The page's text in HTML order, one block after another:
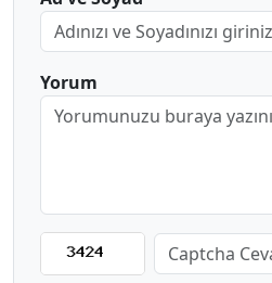
Yorum